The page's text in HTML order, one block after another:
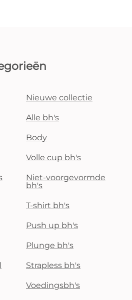
Nieuwe collectie
Alle bh's
Body
Volle cup bh's
Niet-voorgevormde
bh's
T-shirt bh's
Push up bh's
Plunge bh's
Strapless bh's
Voedingsbh's